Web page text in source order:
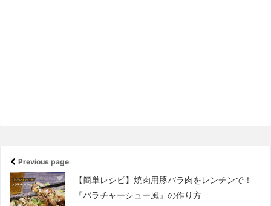
Previous page
【簡単レシピ】焼肉用豚バラ肉をレンチンで！
『バラチャーシュー風』の作り方